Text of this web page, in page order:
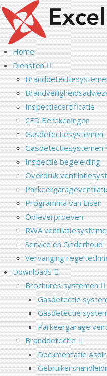
Home
Diensten
Inspectiecertificatie
CFD Berekeningen
Gasdetectiesystemen
Gasdetectiesystemen
Inspectie begeleiding
Overdruk
Programma van Eisen
Opleverproeven
RWA
Service en Onderhoud
Vervanging
Downloads
Brochures systemen
Gasdetectie
Gasdetectie
Parkeergarage
Branddetectie
Documentatie